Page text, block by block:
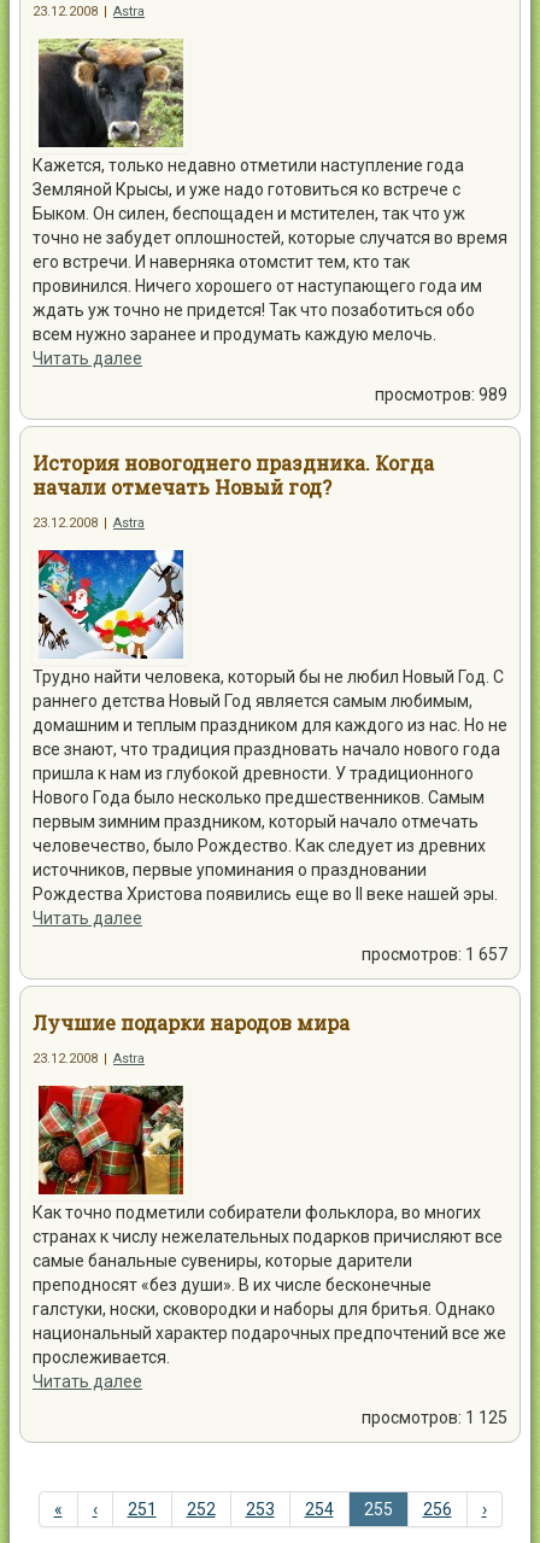
23.12.2008 | Astra
Кажется, только недавно отметили наступление года
Земляной Крысы, и уже надо готовиться ко встрече с
Быком. Он силен, беспощаден и мстителен, так что уж
точно не забудет оплошностей, которые случатся во время
его встречи. И наверняка отомстит тем, кто так
провинился. Ничего хорошего от наступающего года им
ждать уж точно не придется! Так что позаботиться обо
всем нужно заранее и продумать каждую мелочь.
Читать далее
просмотров: 989
История новогоднего праздника. Когда
начали отмечать Новый год?
23.12.2008 | Astra
Трудно найти человека, который бы не любил Новый Год. С
раннего детства Новый Год является самым любимым,
домашним и теплым праздником для каждого из нас. Но не
все знают, что традиция праздновать начало нового года
пришла к нам из глубокой древности. У традиционного
Нового Года было несколько предшественников. Самым
первым зимним праздником, который начало отмечать
человечество, было Рождество. Как следует из древних
источников, первые упоминания о праздновании
Рождества Христова появились еще во II веке нашей эры.
Читать далее
просмотров: 1 657
Лучшие подарки народов мира
23.12.2008 | Astra
Как точно подметили собиратели фольклора, во многих
странах к числу нежелательных подарков причисляют все
самые банальные сувениры, которые дарители
преподносят «без души». В их числе бесконечные
галстуки, носки, сковородки и наборы для бритья. Однако
национальный характер подарочных предпочтений все же
прослеживается.
Читать далее
просмотров: 1 125
« ‹ 251 252 253 254 255 256 ›